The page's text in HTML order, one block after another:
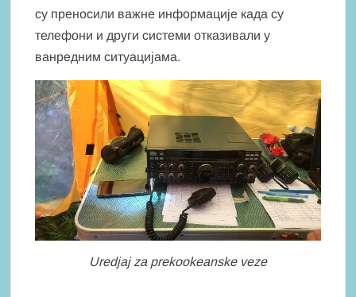
су преносили важне информације када су
телефони и други системи отказивали у
ванредним ситуацијама.
Uredjaj za prekookeanske veze